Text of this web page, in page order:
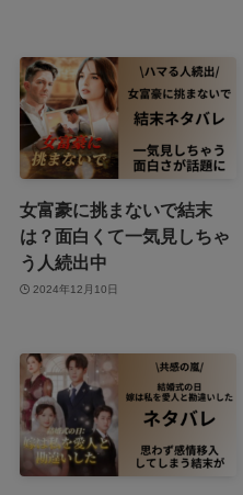
女富豪に挑まないで結末
は？面白くて一気見しちゃ
う人続出中
2024年12月10日